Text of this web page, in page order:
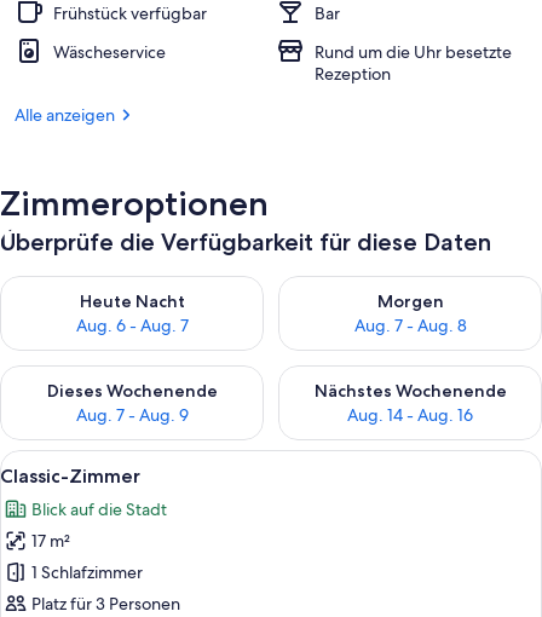
Frühstück verfügbar
Bar
Wäscheservice
Rund um die Uhr besetzte
Rezeption
Alle anzeigen
Zimmeroptionen
Überprüfe die Verfügbarkeit für diese Daten
Heute Nacht
Aug. 6 - Aug. 7
Überprüfe die Verfügbarkeit für heute Nacht, Aug. 6 - Aug. 7.
Morgen
Aug. 7 - Aug. 8
Überprüfe die Verfügbarkeit
Dieses Wochenende
Aug. 7 - Aug. 9
Überprüfe die Verfügbarkeit für dieses Wochenende, Aug. 7
Nächstes Wochenende
Aug. 14 - Aug. 16
Überprüfe die Verfügbarkeit
Alle
Fotos
für
Classic-
Zimmer
anzeigen
Ein modernes Hotelzimmer mit
7
Classic-Zimmer
Blick auf die Stadt
17 m²
1 Schlafzimmer
Platz für 3 Personen